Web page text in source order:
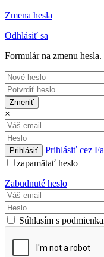
Zmena hesla
Odhlásiť sa
Formulár na zmenu hesla.
Zmeniť
×
Prihlásiť cez
zapamätať heslo
Zabudnuté heslo
Súhlasím s